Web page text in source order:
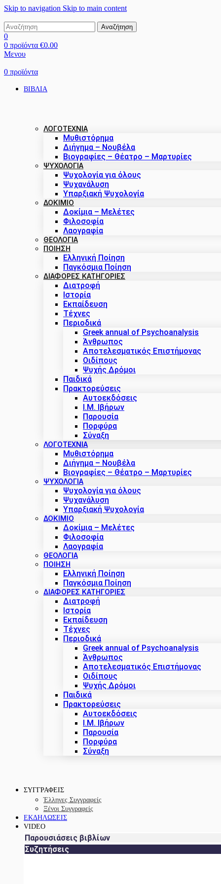
Skip to navigation Skip to main content
Αναζήτηση
0
0 προϊόντα €0.00
Μενου
0 προϊόντα
ΒΙΒΛΙΑ
ΛΟΓΟΤΕΧΝΙΑ
Μυθιστόρημα
Διήγημα – Νουβέλα
Βιογραφίες – Θέατρο – Μαρτυρίες
ΨΥΧΟΛΟΓΙΑ
Ψυχολογία για όλους
Ψυχανάλυση
Υπαρξιακή Ψυχολογία
ΔΟΚΊΜΙΟ
Δοκίμια – Μελέτες
Φιλοσοφία
Λαογραφία
ΘΕΟΛΟΓΙΑ
ΠΟΙΗΣΗ
Ελληνική Ποίηση
Παγκόσμια Ποίηση
ΔΙΑΦΟΡΕΣ ΚΑΤΗΓΟΡΙΕΣ
Διατροφή
Ιστορία
Εκπαίδευση
Τέχνες
Περιοδικά
Greek annual of Psychoanalysis
Άνθρωπος
Αποτελεσματικός Επιστήμονας
Οιδίπους
Ψυχής Δρόμοι
Παιδικά
Πρακτoρεύσεις
Αυτοεκδόσεις
Ι.Μ. Ιβήρων
Παρουσία
Πορφύρα
Σύναξη
ΛΟΓΟΤΕΧΝΙΑ
Μυθιστόρημα
Διήγημα – Νουβέλα
Βιογραφίες – Θέατρο – Μαρτυρίες
ΨΥΧΟΛΟΓΙΑ
Ψυχολογία για όλους
Ψυχανάλυση
Υπαρξιακή Ψυχολογία
ΔΟΚΊΜΙΟ
Δοκίμια – Μελέτες
Φιλοσοφία
Λαογραφία
ΘΕΟΛΟΓΙΑ
ΠΟΙΗΣΗ
Ελληνική Ποίηση
Παγκόσμια Ποίηση
ΔΙΑΦΟΡΕΣ ΚΑΤΗΓΟΡΙΕΣ
Διατροφή
Ιστορία
Εκπαίδευση
Τέχνες
Περιοδικά
Greek annual of Psychoanalysis
Άνθρωπος
Αποτελεσματικός Επιστήμονας
Οιδίπους
Ψυχής Δρόμοι
Παιδικά
Πρακτoρεύσεις
Αυτοεκδόσεις
Ι.Μ. Ιβήρων
Παρουσία
Πορφύρα
Σύναξη
ΣΥΓΓΡΑΦΕΙΣ
Έλληνες Συγγραφείς
Ξένοι Συγγραφείς
ΕΚΔΗΛΩΣΕΙΣ
VIDEO
Παρουσιάσεις βιβλίων
Συζητήσεις